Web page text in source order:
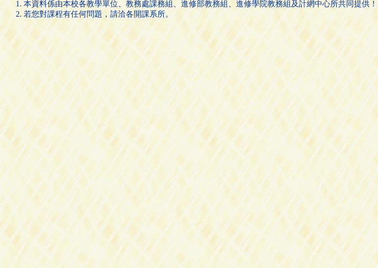
本資料係由本校各教學單位、教務處課務組、進修部教務組、進修學院教務組及計網中心所共同提供！
若您對課程有任何問題，請洽各開課系所。